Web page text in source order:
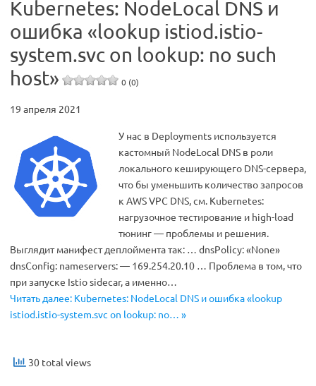
Kubernetes: NodeLocal DNS и
ошибка «lookup istiod.istio-
system.svc on lookup: no such
host»
0 (0)
19 апреля 2021
У нас в Deployments используется
кастомный NodeLocal DNS в роли
локального кеширующего DNS-сервера,
что бы уменьшить количество запросов
к AWS VPC DNS, см. Kubernetes:
нагрузочное тестирование и high-load
тюнинг — проблемы и решения.
Выглядит манифест деплоймента так: … dnsPolicy: «None»
dnsConfig: nameservers: — 169.254.20.10 … Проблема в том, что
при запуске Istio sidecar, а именно…
Читать далее: Kubernetes: NodeLocal DNS и ошибка «lookup
istiod.istio-system.svc on lookup: no… »
30 total views